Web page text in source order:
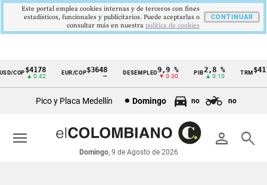
Cintillo
económicos
Colombia
COP$4178
▲ 0.42
EUR/COP$3648 DESEMPLEO 9,9 %
▼ 0.30
PIB2,8 %
▲ 0.10
TRM
Pico y Placa Medellín Domingo no no
person search
Domingo, 9 de Agosto de 2026
menu
Este portal emplea cookies internas y de terceros con fines
estadísticos, funcionales y publicitarios. Puede aceptarlas o
consultar más en nuestra politica de cookies
CONTINUAR